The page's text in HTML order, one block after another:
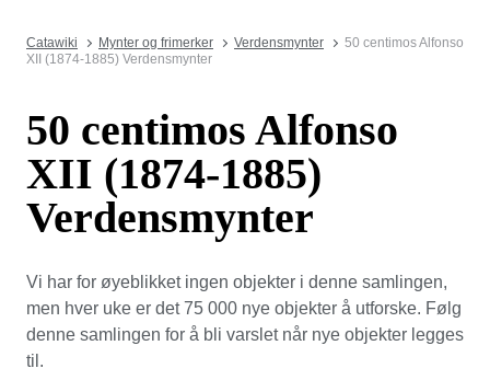
Catawiki Mynter og frimerker Verdensmynter
50 centimos Alfonso
XII (1874-1885) Verdensmynter
50 centimos Alfonso
XII (1874-1885)
Verdensmynter
Vi har for øyeblikket ingen objekter i denne samlingen,
men hver uke er det 75 000 nye objekter å utforske. Følg
denne samlingen for å bli varslet når nye objekter legges
til.